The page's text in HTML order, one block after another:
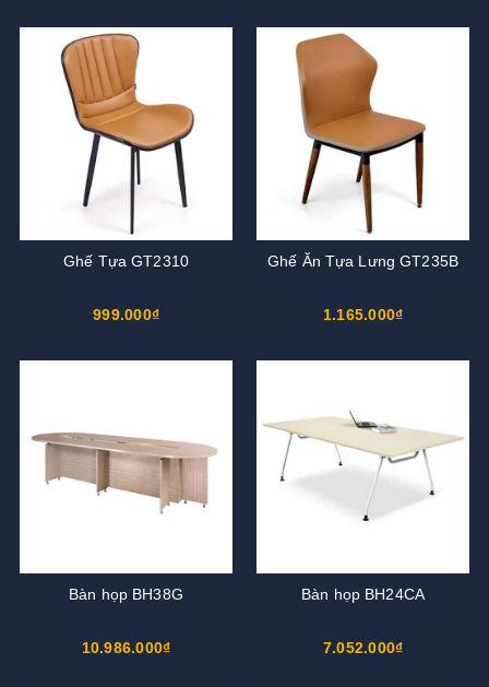
Ghế Tựa GT2310
999.000₫
Ghế Ăn Tựa Lưng GT235B
1.165.000₫
Bàn họp BH38G
10.986.000₫
Bàn họp BH24CA
7.052.000₫